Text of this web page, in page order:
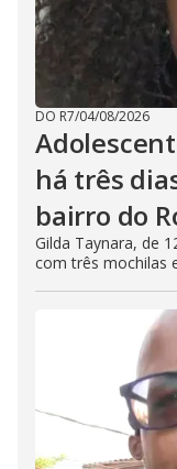
DO R7/04/08/2026
há três
bairro do
Gilda Taynara, de
com três mochilas